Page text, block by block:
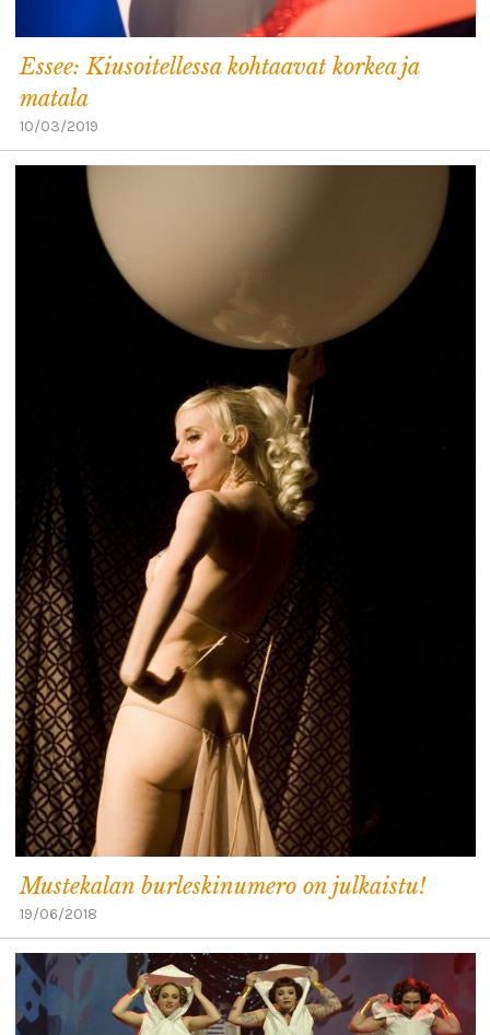
Essee: Kiusoitellessa kohtaavat korkea ja
matala
10/03/2019
Mustekalan burleskinumero on julkaistu!
19/06/2018